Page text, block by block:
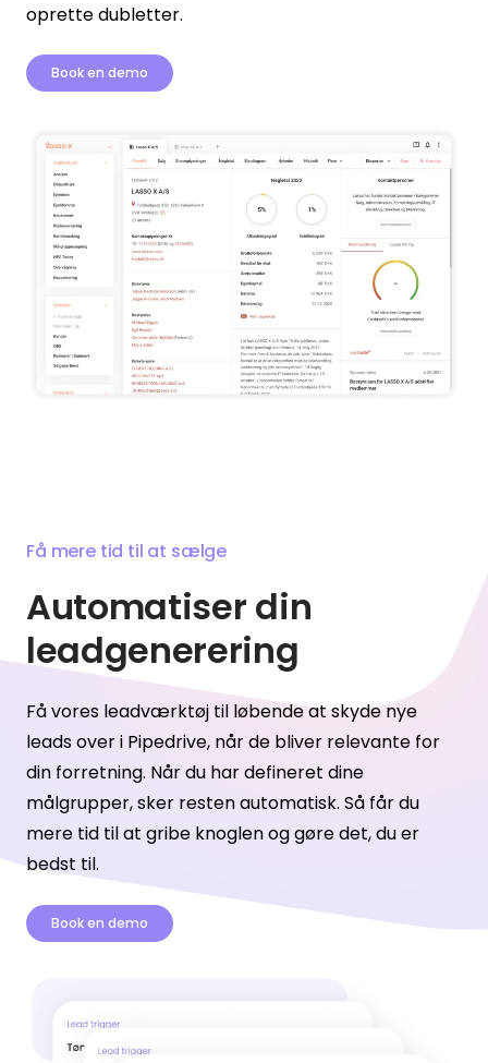
oprette dubletter.
Book en demo
Få mere tid til at sælge
Automatiser din
leadgenerering
Få vores leadværktøj til løbende at skyde nye
leads over i Pipedrive, når de bliver relevante for
din forretning. Når du har defineret dine
målgrupper, sker resten automatisk. Så får du
mere tid til at gribe knoglen og gøre det, du er
bedst til.
Book en demo